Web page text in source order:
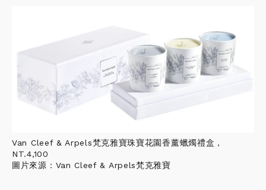
Van Cleef & Arpels梵克雅寶珠寶花園香薰蠟燭禮盒，
NT.4,100
圖片來源：Van Cleef & Arpels梵克雅寶